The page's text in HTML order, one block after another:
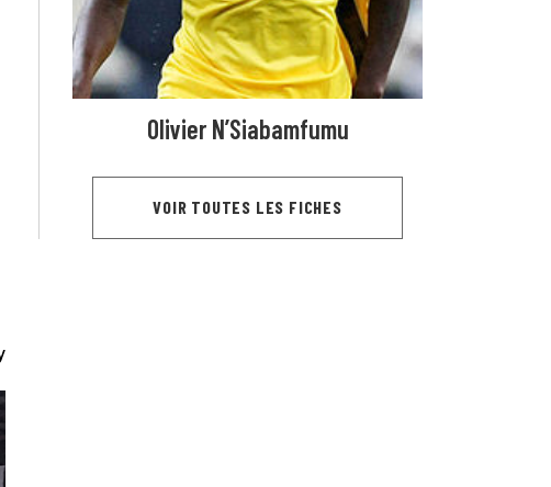
Olivier N’Siabamfumu
VOIR TOUTES LES FICHES